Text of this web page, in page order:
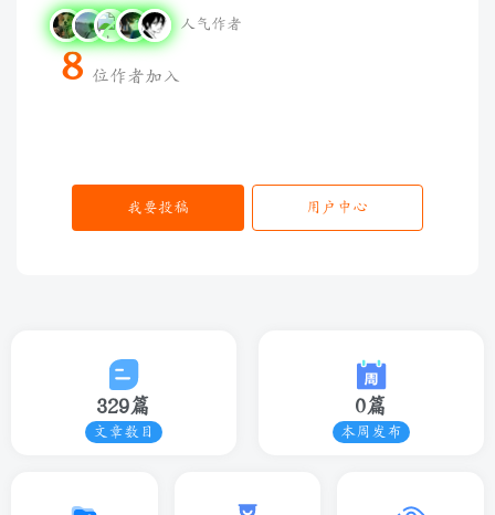
人气作者
8 位作者加入
我要投稿 用户中心
329篇
文章数目
0篇
本周发布